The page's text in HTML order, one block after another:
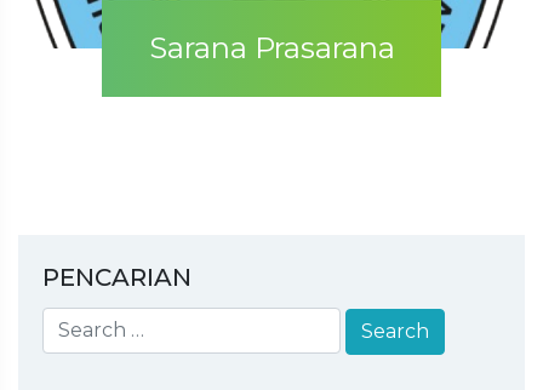
Sarana Prasarana
PENCARIAN